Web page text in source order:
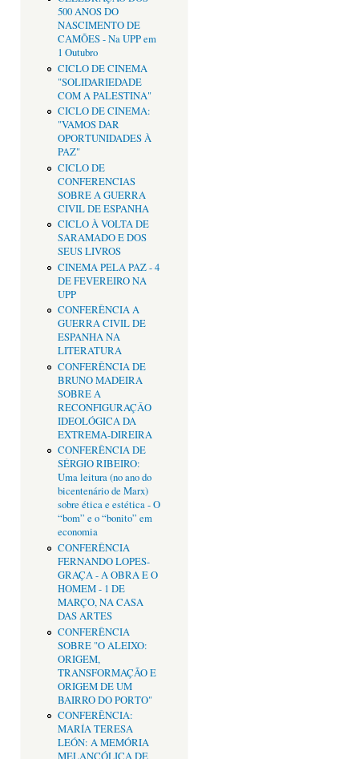
500 ANOS DO
NASCIMENTO DE
CAMÕES - Na UPP em
1 Outubro
CICLO DE CINEMA
"SOLIDARIEDADE
COM A PALESTINA"
CICLO DE CINEMA:
"VAMOS DAR
OPORTUNIDADES À
PAZ"
CICLO DE
CONFERENCIAS
SOBRE A GUERRA
CIVIL DE ESPANHA
CICLO À VOLTA DE
SARAMADO E DOS
SEUS LIVROS
CINEMA PELA PAZ - 4
DE FEVEREIRO NA
UPP
CONFERÊNCIA A
GUERRA CIVIL DE
ESPANHA NA
LITERATURA
CONFERÊNCIA DE
BRUNO MADEIRA
SOBRE A
RECONFIGURAÇÂO
IDEOLÓGICA DA
EXTREMA-DIREIRA
CONFERÊNCIA DE
SÉRGIO RIBEIRO:
Uma leitura (no ano do
bicentenário de Marx)
sobre ética e estética - O
“bom” e o “bonito” em
economia
CONFERÊNCIA
FERNANDO LOPES-
GRAÇA - A OBRA E O
HOMEM - 1 DE
MARÇO, NA CASA
DAS ARTES
CONFERÊNCIA
SOBRE "O ALEIXO:
ORIGEM,
TRANSFORMAÇÃO E
ORIGEM DE UM
BAIRRO DO PORTO"
CONFERÊNCIA:
MARÍA TERESA
LEÓN: A MEMÓRIA
MELANCÓLICA DE